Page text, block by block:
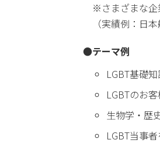
※さまざまな企
（実績例：日
●テーマ例
LGBT基礎
LGBTのお
生物学・歴
LGBT当事